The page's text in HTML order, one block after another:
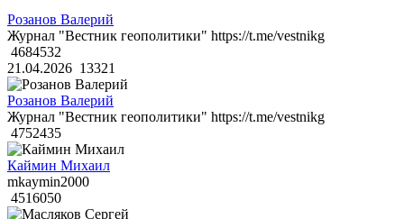
Розанов Валерий
Журнал "Вестник геополитики" https://t.me/vestnikg
4684532
21.04.2026 13321
Розанов Валерий
Журнал "Вестник геополитики" https://t.me/vestnikg
4752435
Каймин Михаил
mkaymin2000
4516050